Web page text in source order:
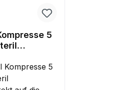
5
Kompresse 5